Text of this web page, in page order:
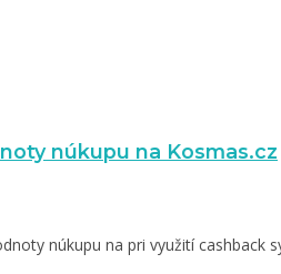
núkupu na Kosmas.cz
núkupu na pri využití cashback